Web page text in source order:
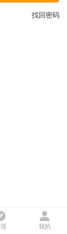
找回密码
我的